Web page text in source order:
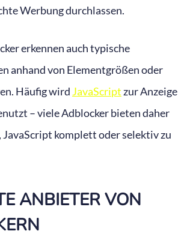
Werbung durchlassen.
erkennen auch typische
anhand von Elementgrößen oder
Häufig wird JavaScript zur Anzeige
– viele Adblocker bieten daher
komplett oder selektiv zu
ANBIETER VON